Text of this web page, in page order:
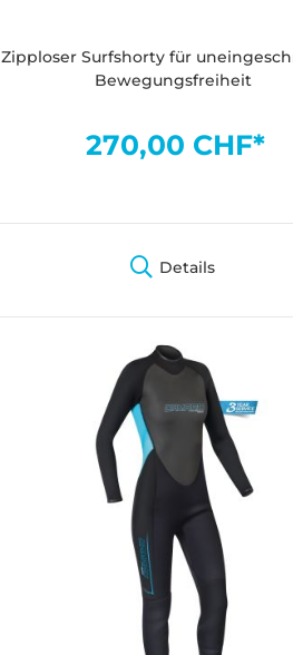
Zipploser Surfshorty für
Bewegungsfreiheit
270,00 CHF*
Details